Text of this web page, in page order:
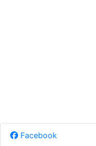
Facebook